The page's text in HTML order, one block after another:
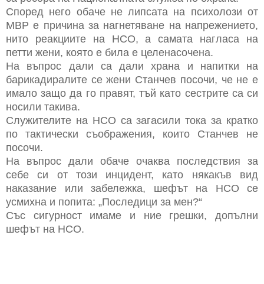
Според него обаче не липсата на психолози от
МВР е причина за нагнетяване на напрежението,
нито реакциите на НСО, а самата нагласа на
петти жени, която е била е целенасочена.
На въпрос дали са дали храна и напитки на
барикадиралите се жени Станчев посочи, че не е
имало защо да го правят, тъй като сестрите са си
носили такива.
Служителите на НСО са загасили тока за кратко
по тактически съображения, които Станчев не
посочи.
На въпрос дали обаче очаква последствия за
себе си от този инцидент, като някакъв вид
наказание или забележка, шефът на НСО се
усмихна и попита: „Последици за мен?“
Със сигурност имаме и ние грешки, допълни
шефът на НСО.